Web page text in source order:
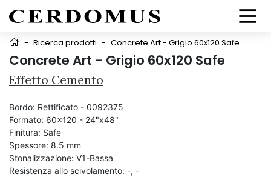
- Ricerca prodotti - Concrete Art - Grigio 60x120 Safe
Concrete Art - Grigio 60x120 Safe
Effetto Cemento
Bordo: Rettificato - 0092375
Formato: 60x120 - 24"x48"
Finitura: Safe
Spessore: 8.5 mm
Stonalizzazione: V1-Bassa
Resistenza allo scivolamento: -, -